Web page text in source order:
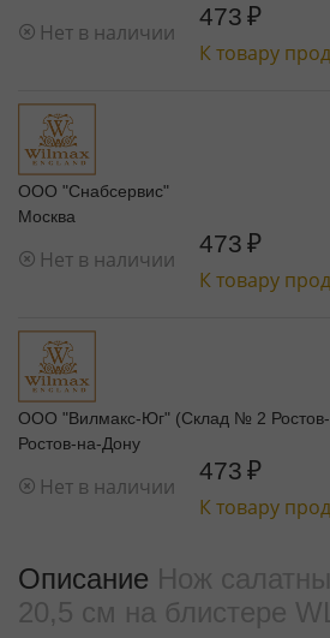
Нет в наличии
473 ₽
К товару
ООО "Снабсервис"
Москва
Нет в наличии
473 ₽
К товару
ООО "Вилмакс-Юг" (Склад № 2
Ростов-на-Дону
Нет в наличии
473 ₽
К товару
Описание Нож
20,5 см на блистере